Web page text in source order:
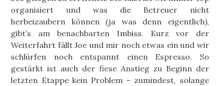
organisiert und was die Betreuer nicht
herbeizaubern können (ja was denn eigentlich),
gibt’s am benachbarten Imbiss. Kurz vor der
Weiterfahrt fällt Joe und mir noch etwas ein und wir
schlürfen noch entspannt einen Espresso. So
gestärkt ist auch der fiese Anstieg zu Beginn der
letzten Etappe kein Problem – zumindest, solange